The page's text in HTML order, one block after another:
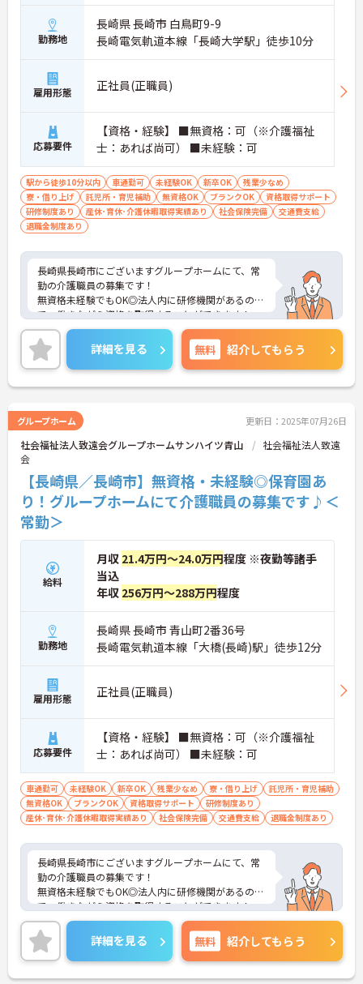
勤務地
長崎県 長崎市 白鳥町9-9
長崎電気軌道本線「長崎大学駅」徒歩10分
雇用形態 正社員(正職員)
応募要件
【資格・経験】 ■無資格：可（※介護福祉
士：あれば尚可） ■未経験：可
駅から徒歩10分以内 車通勤可 未経験OK 新卒OK
残業少なめ
寮・借り上げ
託児所・育児補助 無資格OK ブランクOK
資格取得サポート
研修制度あり
産休･育休･介護休暇取得実績あり 社会保険完備
交通費支給
退職金制度あり
長崎県長崎市にございますグループホームにて、常
勤の介護職員の募集です！
無資格未経験でもOK◎法人内に研修機関があるの
で、働きながら資格を取得することができます！
また、子育て中の方も安心して働けるよう企業主導
型保育園もございますので、育児と仕事の両立が可
能です！
ご興味がありましたら、詳細をお伝えしますので、
お気軽にお問い合わせください！
詳細を見る 無料 紹介してもらう
グループホーム 更新日：2025年07月26日
社会福祉法人致遠会グループホームサンハイツ青山
社会福祉法人致遠
会
【長崎県／長崎市】無資格・未経験◎保育園あ
り！グループホームにて介護職員の募集です♪＜
常勤＞
給料
月収 21.4万円～24.0万円程度 ※夜勤等諸手
当込
年収 256万円～288万円程度
勤務地
長崎県 長崎市 青山町2番36号
長崎電気軌道本線「大橋(長崎)駅」徒歩12分
雇用形態 正社員(正職員)
応募要件
【資格・経験】 ■無資格：可（※介護福祉
士：あれば尚可） ■未経験：可
車通勤可 未経験OK 新卒OK 残業少なめ 寮・借り上げ
託児所・育児補助
無資格OK
ブランクOK 資格取得サポート
研修制度あり
産休･育休･介護休暇取得実績あり
社会保険完備 交通費支給 退職金制度あり
長崎県長崎市にございますグループホームにて、常
勤の介護職員の募集です！
無資格未経験でもOK◎法人内に研修機関があるの
で、働きながら資格を取得することができます！
また、子育て中の方も安心して働けるよう企業主導
型保育園もございますので、育児と仕事の両立が可
能です！
ご興味がありましたら、詳細をお伝えしますので、
お気軽にお問い合わせください！
詳細を見る 無料 紹介してもらう